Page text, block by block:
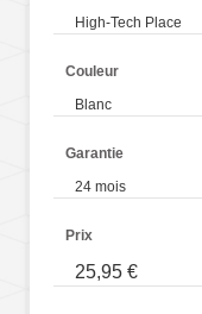
High-Tech Place
Couleur
Blanc
Garantie
24 mois
Prix
25,95 €